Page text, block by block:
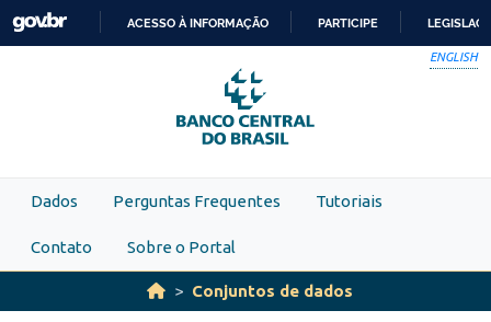
Skip to main content
PARA
O
CONTEÚDO
ACESSO À INFORMAÇÃO PARTICIPE
ENGLISH
Dados Perguntas Frequentes Tutoriais
Contato Sobre o Portal
Conjuntos de dados